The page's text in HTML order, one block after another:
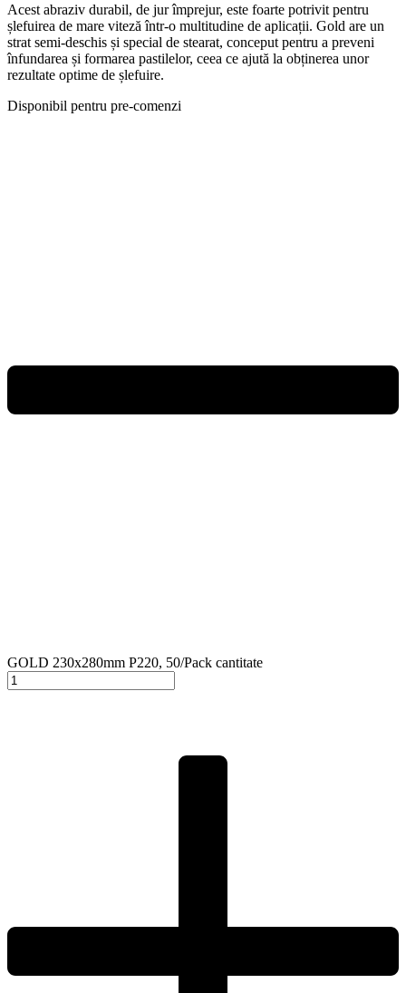
Acest abraziv durabil, de jur împrejur, este foarte potrivit pentru
șlefuirea de mare viteză într-o multitudine de aplicații. Gold are un
strat semi-deschis și special de stearat, conceput pentru a preveni
înfundarea și formarea pastilelor, ceea ce ajută la obținerea unor
rezultate optime de șlefuire.
Disponibil pentru pre-comenzi
GOLD 230x280mm P220, 50/Pack cantitate